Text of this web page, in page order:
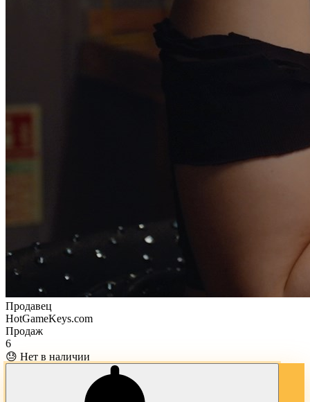
Продавец
HotGameKeys.com
Продаж
6
😓 Нет в наличии